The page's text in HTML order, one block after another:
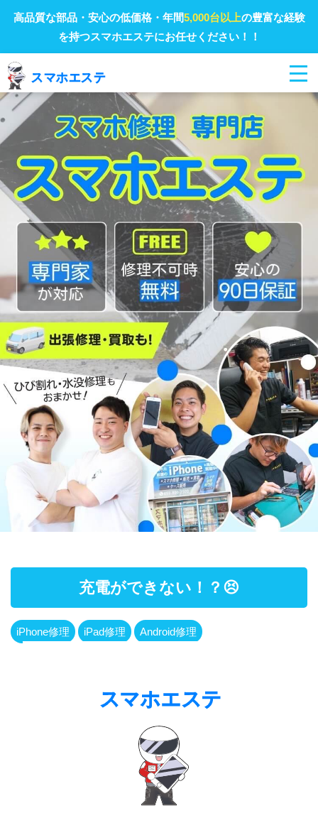
高品質な部品・安心の低価格・年間5,000台以上の豊富な経験
を持つスマホエステにお任せください！！
充電ができない！？😣
iPhone修理 iPad修理 Android修理